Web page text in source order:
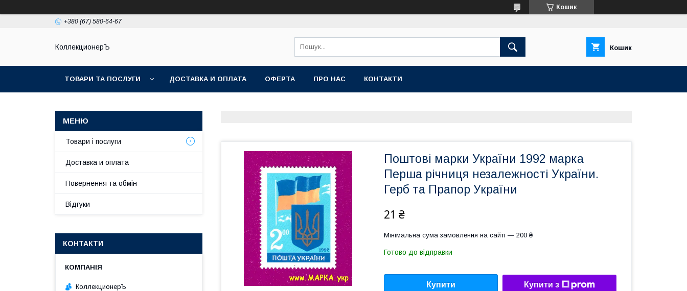
Кошик
+380 (67) 580-64-67
КоллекционерЪ Кошик
ТОВАРИ ТА ПОСЛУГИ ДОСТАВКА И ОПЛАТА ОФЕРТА ПРО НАС КОНТАКТИ
Поштові марки України 1992 марка
Перша річниця незалежності України.
Герб та Прапор України
21 ₴
Мінімальна сума замовлення на сайті — 200 ₴
Готово до відправки
Купити Купити з
Товари і послуги
Доставка и оплата
Повернення та обмін
Відгуки
КОНТАКТИ
КоллекционерЪ